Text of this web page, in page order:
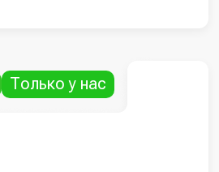
Только у нас